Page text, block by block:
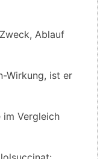
Ablauf
Wirkung, ist er
im Vergleich